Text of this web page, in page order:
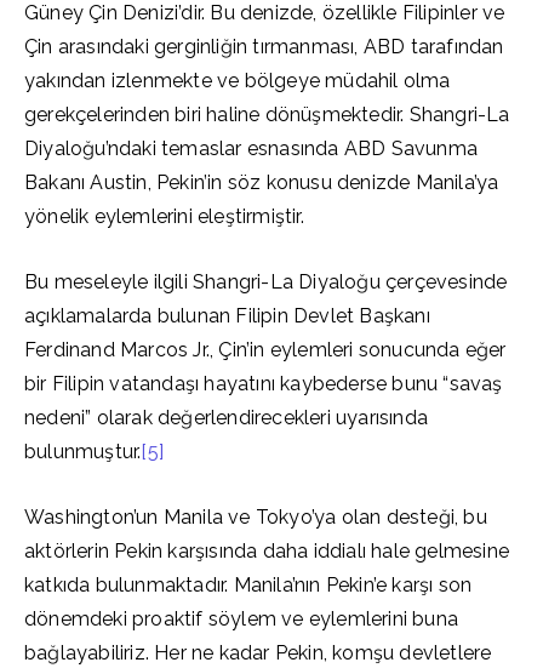
Güney Çin Denizi’dir. Bu denizde, özellikle Filipinler ve
Çin arasındaki gerginliğin tırmanması, ABD tarafından
yakından izlenmekte ve bölgeye müdahil olma
gerekçelerinden biri haline dönüşmektedir. Shangri-La
Diyaloğu’ndaki temaslar esnasında ABD Savunma
Bakanı Austin, Pekin’in söz konusu denizde Manila’ya
yönelik eylemlerini eleştirmiştir.
Bu meseleyle ilgili Shangri-La Diyaloğu çerçevesinde
açıklamalarda bulunan Filipin Devlet Başkanı
Ferdinand Marcos Jr., Çin’in eylemleri sonucunda eğer
bir Filipin vatandaşı hayatını kaybederse bunu “savaş
nedeni” olarak değerlendirecekleri uyarısında
bulunmuştur. [5]
Washington’un Manila ve Tokyo’ya olan desteği, bu
aktörlerin Pekin karşısında daha iddialı hale gelmesine
katkıda bulunmaktadır. Manila’nın Pekin’e karşı son
dönemdeki proaktif söylem ve eylemlerini buna
bağlayabiliriz. Her ne kadar Pekin, komşu devletlere